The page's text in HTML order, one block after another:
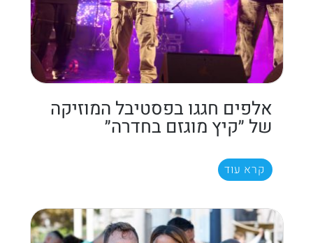
אלפים חגגו בפסטיבל המוזיקה
של ״קיץ מוגזם בחדרה״
קרא עוד